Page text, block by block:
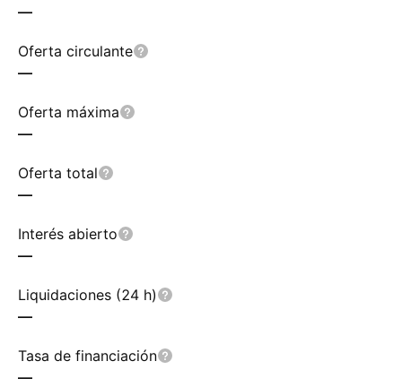
—
Oferta circulante
—
Oferta máxima
—
Oferta total
—
Interés abierto
—
Liquidaciones (24 h)
—
Tasa de financiación
—